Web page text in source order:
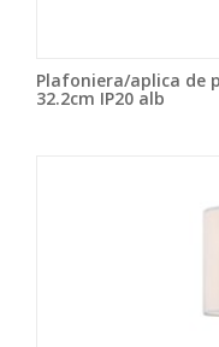
Plafoniera/aplica de
32.2cm IP20 alb